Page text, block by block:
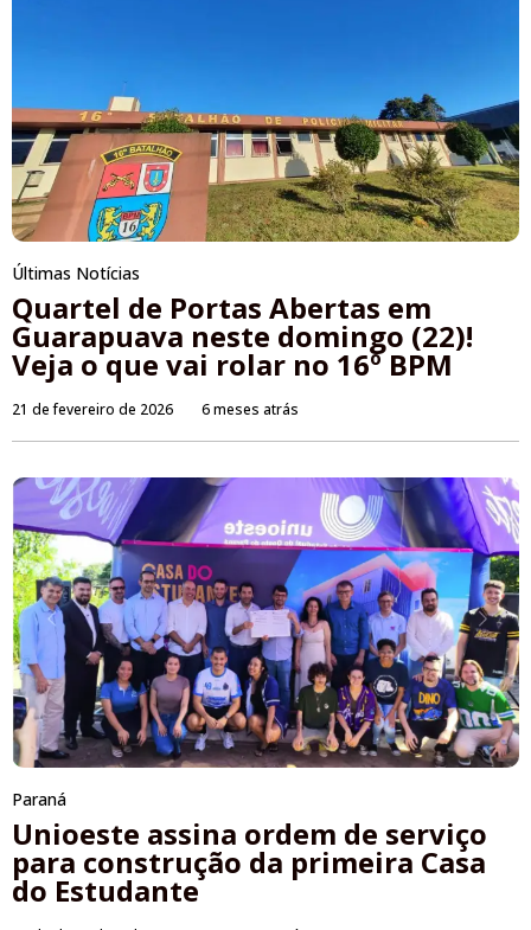
Últimas Notícias
Quartel de Portas Abertas em
Guarapuava neste domingo (22)!
Veja o que vai rolar no 16º BPM
21 de fevereiro de 2026 6 meses atrás
Paraná
Unioeste assina ordem de serviço
para construção da primeira Casa
do Estudante